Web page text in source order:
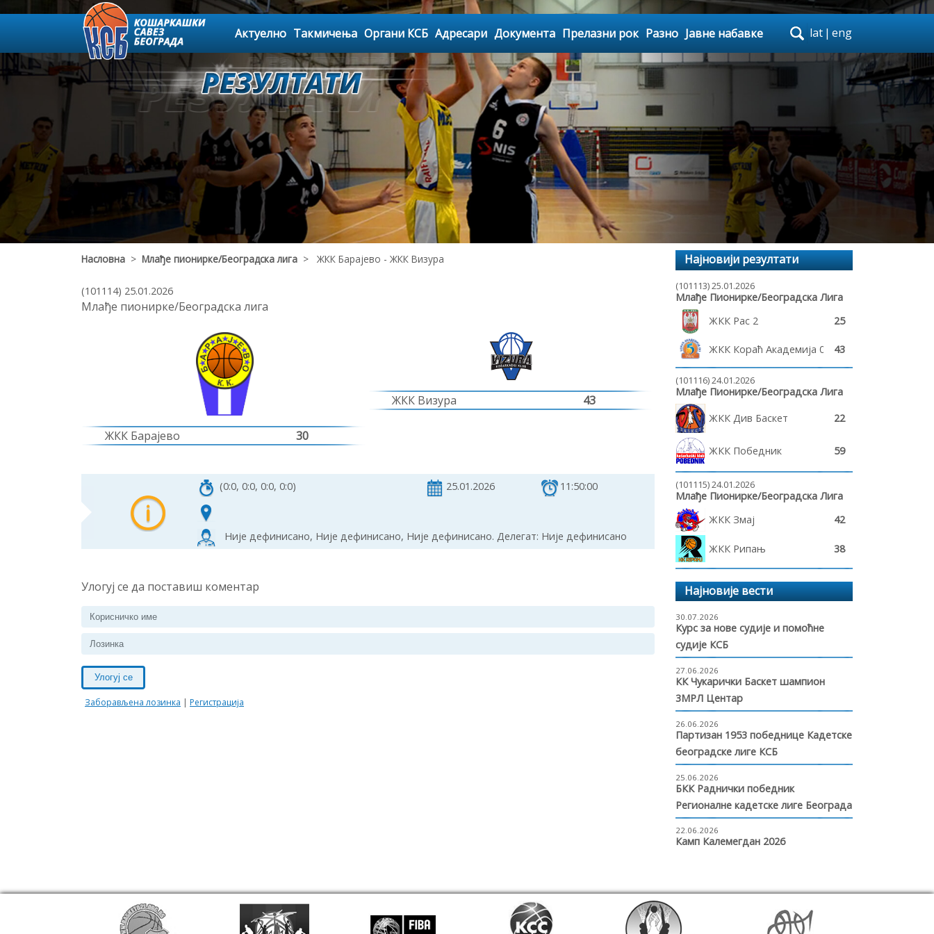
Актуелно Такмичења Органи КСБ Адресари Документа Прелазни рок Разно Јавне набавке lat | eng
Насловна > Млађе пионирке/Београдска лига > ЖКК Барајево - ЖКК Визура
(101114) 25.01.2026
Млађе пионирке/Београдска лига
ЖКК Барајево 30
ЖКК Визура 43
(0:0, 0:0, 0:0, 0:0) 25.01.2026 11:50:00
Није дефинисано, Није дефинисано, Није дефинисано. Делегат: Није дефинисано
Улогуј се да поставиш коментар
Улогуј се
Заборављена лозинка | Регистрација
Најновији резултати
(101113) 25.01.2026
Млађе Пионирке/Београдска Лига
ЖКК Рас 2
25
ЖКК Кораћ Академија 01143
(101116) 24.01.2026
Млађе Пионирке/Београдска Лига
ЖКК Див Баскет
22
ЖКК Победник 59
(101115) 24.01.2026
Млађе Пионирке/Београдска Лига
ЖКК Змај
42
ЖКК Рипањ 38
Најновије вести
30.07.2026
Курс за нове судије и помоћне
судије КСБ
27.06.2026
КК Чукарички Баскет шампион
3МРЛ Центар
26.06.2026
Партизан 1953 победнице Кадетске
београдске лиге КСБ
25.06.2026
БКК Раднички победник
Регионалне кадетске лиге Београда
22.06.2026
Камп Калемегдан 2026